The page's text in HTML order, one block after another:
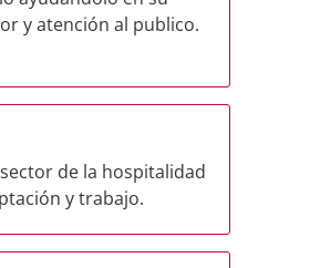
y atención al publico.
de la hospitalidad
y trabajo.